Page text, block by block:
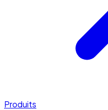
Produits